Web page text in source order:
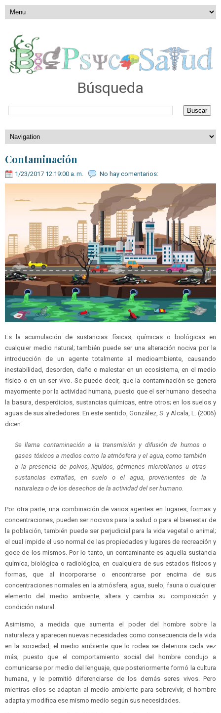
Búsqueda
Contaminación
1/23/2017 12:19:00 a. m. No hay comentarios:
Es la acumulación de sustancias físicas, químicas o biológicas en
cualquier medio natural; también puede ser una alteración nociva por la
introducción de un agente totalmente al medioambiente, causando
inestabilidad, desorden, daño o malestar en un ecosistema, en el medio
físico o en un ser vivo. Se puede decir, que la contaminación se genera
mayormente por la actividad humana, puesto que el ser humano desecha
la basura, desperdicios, sustancias químicas, entre otros; en los suelos y
aguas de sus alrededores. En este sentido, González, S. y Alcala, L. (2006)
dicen:
Se llama contaminación a la transmisión y difusión de humos o
gases tóxicos a medios como la atmósfera y el agua, como también
a la presencia de polvos, líquidos, gérmenes microbianos u otras
sustancias extrañas, en suelo o el agua, provenientes de la
naturaleza o de los desechos de la actividad del ser humano.
Por otra parte, una combinación de varios agentes en lugares, formas y
concentraciones, pueden ser nocivos para la salud o para el bienestar de
la población, también puede ser perjudicial para la vida vegetal o animal;
el cual impide el uso normal de las propiedades y lugares de recreación y
goce de los mismos. Por lo tanto, un contaminante es aquella sustancia
química, biológica o radiológica, en cualquiera de sus estados físicos y
formas, que al incorporarse o encontrarse por encima de sus
concentraciones normales en la atmósfera, agua, suelo, fauna o cualquier
elemento del medio ambiente, altera y cambia su composición y
condición natural.
Asimismo, a medida que aumenta el poder del hombre sobre la
naturaleza y aparecen nuevas necesidades como consecuencia de la vida
en la sociedad, el medio ambiente que lo rodea se deteriora cada vez
más; puesto que el comportamiento social del hombre condujo a
comunicarse por medio del lenguaje, que posteriormente formó la cultura
humana, y le permitió diferenciarse de los demás seres vivos. Pero
mientras ellos se adaptan al medio ambiente para sobrevivir, el hombre
adapta y modifica ese mismo medio según sus necesidades.